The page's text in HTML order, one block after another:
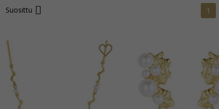
Suosittu 1